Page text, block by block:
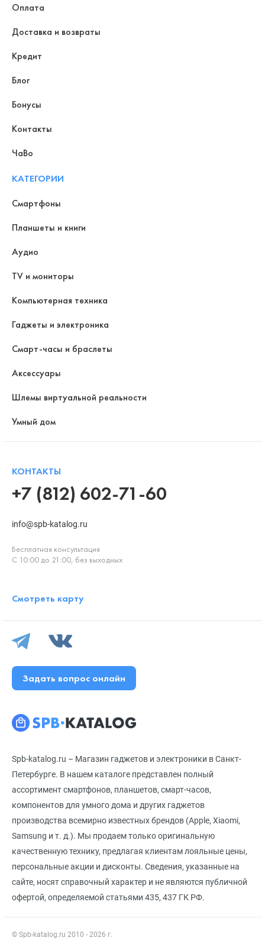
Spb-katalog.ru – Магазин гаджетов и электроники в Санкт-
Петербурге. В нашем каталоге представлен полный
ассортимент смартфонов, планшетов, смарт-часов,
компонентов для умного дома и других гаджетов
производства всемирно известных брендов (Apple, Xiaomi,
Samsung и т. д.). Мы продаем только оригинальную
качественную технику, предлагая клиентам лояльные цены,
персональные акции и дисконты. Сведения, указанные на
сайте, носят справочный характер и не являются публичной
офертой, определяемой статьями 435, 437 ГК РФ.
© Spb-katalog.ru 2010 - 2026 г.
Оплата
Доставка и возвраты
Кредит
Блог
Бонусы
Контакты
ЧаВо
КАТЕГОРИИ
Смартфоны
Планшеты и книги
Аудио
TV и мониторы
Компьютерная техника
Гаджеты и электроника
Смарт-часы и браслеты
Аксессуары
Шлемы виртуальной реальности
Умный дом
КОНТАКТЫ
+7 (812) 602-71-60
info@spb-katalog.ru
Бесплатная консультация
С 10:00 до 21:00, без выходных
Смотреть карту
Задать вопрос онлайн